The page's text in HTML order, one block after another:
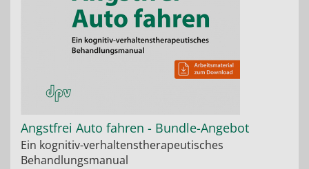
Angstfrei Auto fahren - Bundle-Angebot
Ein kognitiv-verhaltenstherapeutisches
Behandlungsmanual